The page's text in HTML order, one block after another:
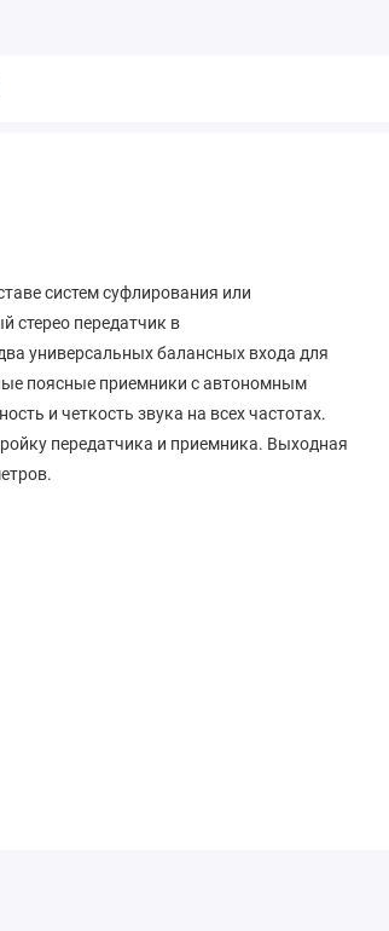
систем суфлирования или
стерео передатчик в
универсальных балансных входа для
поясные приемники с автономным
и четкость звука на всех частотах.
передатчика и приемника. Выходная